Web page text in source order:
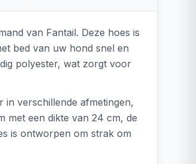
van Fantail. Deze hoes is
bed van uw hond snel en
polyester, wat zorgt voor
in verschillende afmetingen,
met een dikte van 24 cm, de
is ontworpen om strak om